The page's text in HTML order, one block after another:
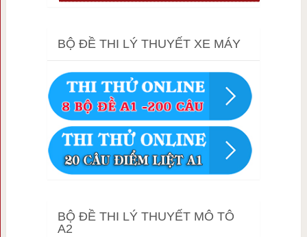
BỘ ĐỀ THI LÝ THUYẾT XE MÁY
BỘ ĐỀ THI LÝ THUYẾT MÔ TÔ
A2